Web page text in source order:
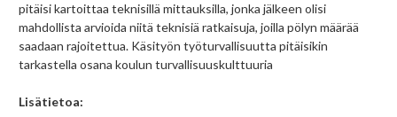
pitäisi kartoittaa teknisillä mittauksilla, jonka jälkeen olisi
mahdollista arvioida niitä teknisiä ratkaisuja, joilla pölyn määrää
saadaan rajoitettua. Käsityön työturvallisuutta pitäisikin
tarkastella osana koulun turvallisuuskulttuuria
Lisätietoa: